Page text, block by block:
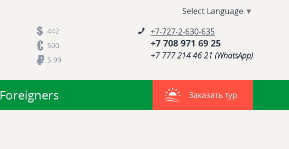
Select Language ▼
442
500
5.99
+7-727-2-630-635
+7 708 971 69 25
+7 777 214 46 21 (WhatsApp)
Foreigners Заказать тур